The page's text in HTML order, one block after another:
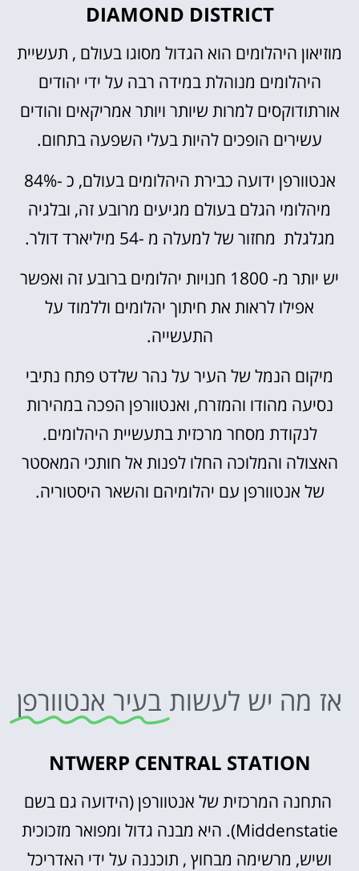
DIAMOND DISTRICT
מוזיאון היהלומים הוא הגדול מסוגו בעולם , תעשיית
היהלומים מנוהלת במידה רבה על ידי יהודים
אורתודוקסים למרות שיותר ויותר אמריקאים והודים
עשירים הופכים להיות בעלי השפעה בתחום.
אנטוורפן ידועה כבירת היהלומים בעולם, כ -84%
מיהלומי הגלם בעולם מגיעים מרובע זה, ובלגיה
מגלגלת מחזור של למעלה מ -54 מיליארד דולר.
יש יותר מ- 1800 חנויות יהלומים ברובע זה ואפשר
אפילו לראות את חיתוך יהלומים וללמוד על
התעשייה.
מיקום הנמל של העיר על נהר שלדט פתח נתיבי
נסיעה מהודו והמזרח, ואנטוורפן הפכה במהירות
לנקודת מסחר מרכזית בתעשיית היהלומים.
האצולה והמלוכה החלו לפנות אל חותכי המאסטר
של אנטוורפן עם יהלומיהם והשאר היסטוריה.
אז מה יש לעשות בעיר אנטוורפן
NTWERP CENTRAL STATION
התחנה המרכזית של אנטוורפן (הידועה גם בשם
Middenstatie). היא מבנה גדול ומפואר מזכוכית
ושיש, מרשימה מבחוץ , תוכננה על ידי האדריכל